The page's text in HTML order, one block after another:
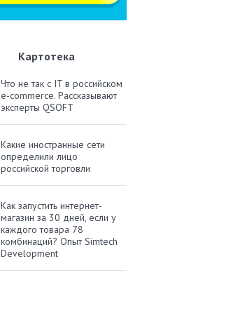
Картотека
Что не так с IT в российском
e-commerce. Рассказывают
эксперты QSOFT
Какие иностранные сети
определили лицо
российской торговли
Как запустить интернет-
магазин за 30 дней, если у
каждого товара 78
комбинаций? Опыт Simtech
Development